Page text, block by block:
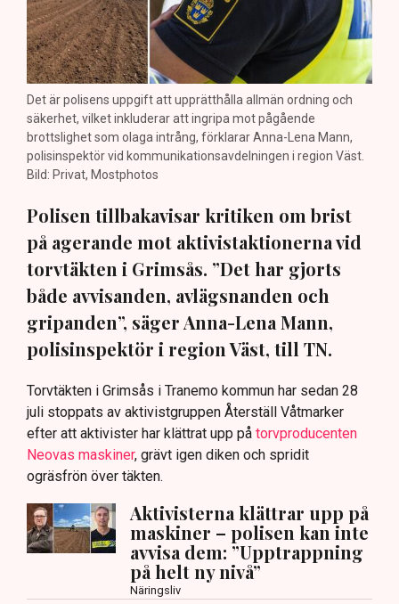
Det är polisens uppgift att upprätthålla allmän ordning och
säkerhet, vilket inkluderar att ingripa mot pågående
brottslighet som olaga intrång, förklarar Anna-Lena Mann,
polisinspektör vid kommunikationsavdelningen i region Väst.
Bild: Privat, Mostphotos
Polisen tillbakavisar kritiken om brist
på agerande mot aktivistaktionerna vid
torvtäkten i Grimsås. ”Det har gjorts
både avvisanden, avlägsnanden och
gripanden”, säger Anna-Lena Mann,
polisinspektör i region Väst, till TN.
Torvtäkten i Grimsås i Tranemo kommun har sedan 28
juli stoppats av aktivistgruppen Återställ Våtmarker
efter att aktivister har klättrat upp på torvproducenten
Neovas maskiner, grävt igen diken och spridit
ogräsfrön över täkten.
Aktivisterna klättrar upp på
maskiner – polisen kan inte
avvisa dem: ”Upptrappning
på helt ny nivå”
Näringsliv